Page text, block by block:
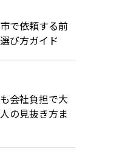
で依頼する前
び方ガイド
会社負担で大
の見抜き方ま